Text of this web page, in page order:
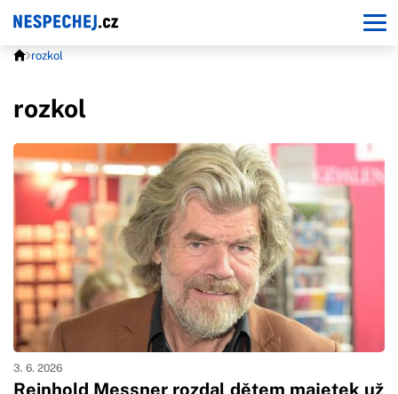
rozkol
rozkol
Reinhold Messner rozdal dětem majetek už
3. 6. 2026